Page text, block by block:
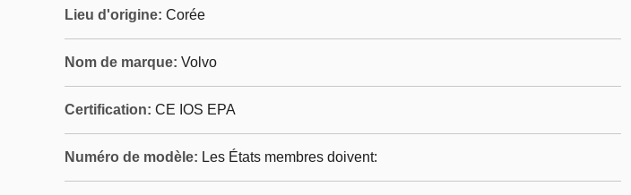
Lieu d'origine: Corée
Nom de marque: Volvo
Certification: CE IOS EPA
Numéro de modèle: Les États membres doivent: